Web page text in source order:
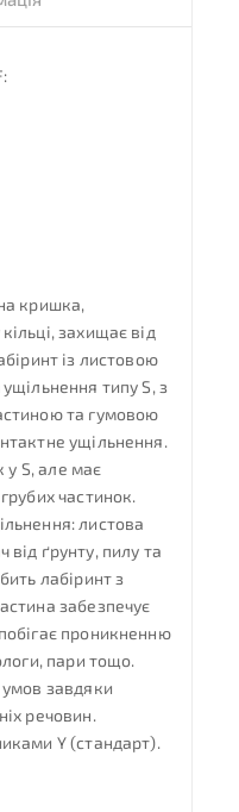
кришка,
захищає від
із листовою
типу S, з
та гумовою
ущільнення.
у S, але має
частинок.
листова
ґрунту, пилу та
лабіринт з
забезпечує
проникненню
пари тощо.
завдяки
речовин.
Y (стандарт).